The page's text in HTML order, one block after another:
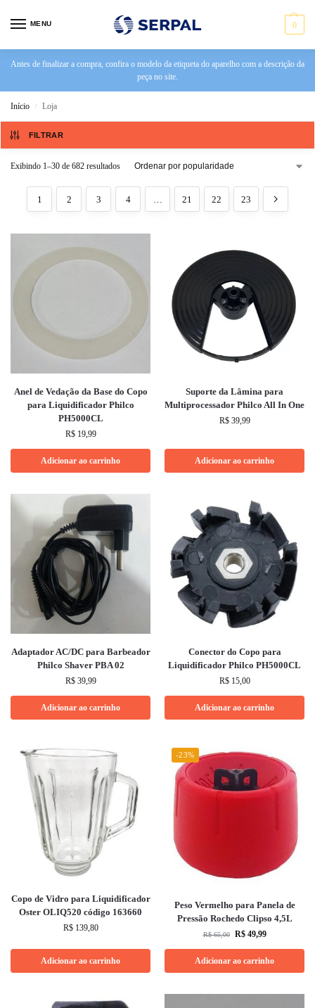
MENU 0
Antes de finalizar a compra, confira o modelo da etiqueta do aparelho com a descrição da
peça no site.
Início / Loja
FILTRAR
Exibindo 1–30 de 682 resultados
1 2 3 4 … 21 22 23
Anel de Vedação da Base do Copo
para Liquidificador Philco
PH5000CL
R$19,99
Adicionar ao carrinho
Suporte da Lâmina para
Multiprocessador Philco All In One
R$39,99
Adicionar ao carrinho
Adaptador AC/DC para Barbeador
Philco Shaver PBA 02
R$39,99
Adicionar ao carrinho
Conector do Copo para
Liquidificador Philco PH5000CL
R$15,00
Adicionar ao carrinho
Copo de Vidro para Liquidificador
Oster OLIQ520 código 163660
R$139,80
Adicionar ao carrinho
-23%
Peso Vermelho para Panela de
Pressão Rochedo Clipso 4,5L
R$65,00 R$49,99
Adicionar ao carrinho